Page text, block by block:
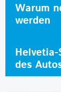
Warum
werden
des